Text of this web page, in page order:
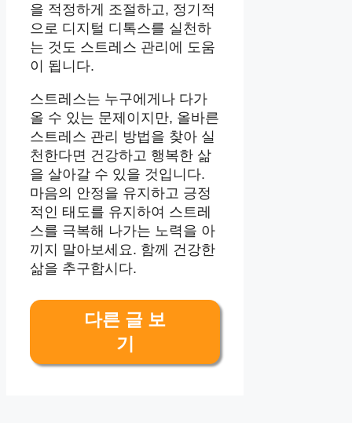
을 적정하게 조절하고, 정기적
으로 디지털 디톡스를 실천하
는 것도 스트레스 관리에 도움
이 됩니다.
스트레스는 누구에게나 다가
올 수 있는 문제이지만, 올바른
스트레스 관리 방법을 찾아 실
천한다면 건강하고 행복한 삶
을 살아갈 수 있을 것입니다.
마음의 안정을 유지하고 긍정
적인 태도를 유지하여 스트레
스를 극복해 나가는 노력을 아
끼지 말아보세요. 함께 건강한
삶을 추구합시다.
다른 글 보
기